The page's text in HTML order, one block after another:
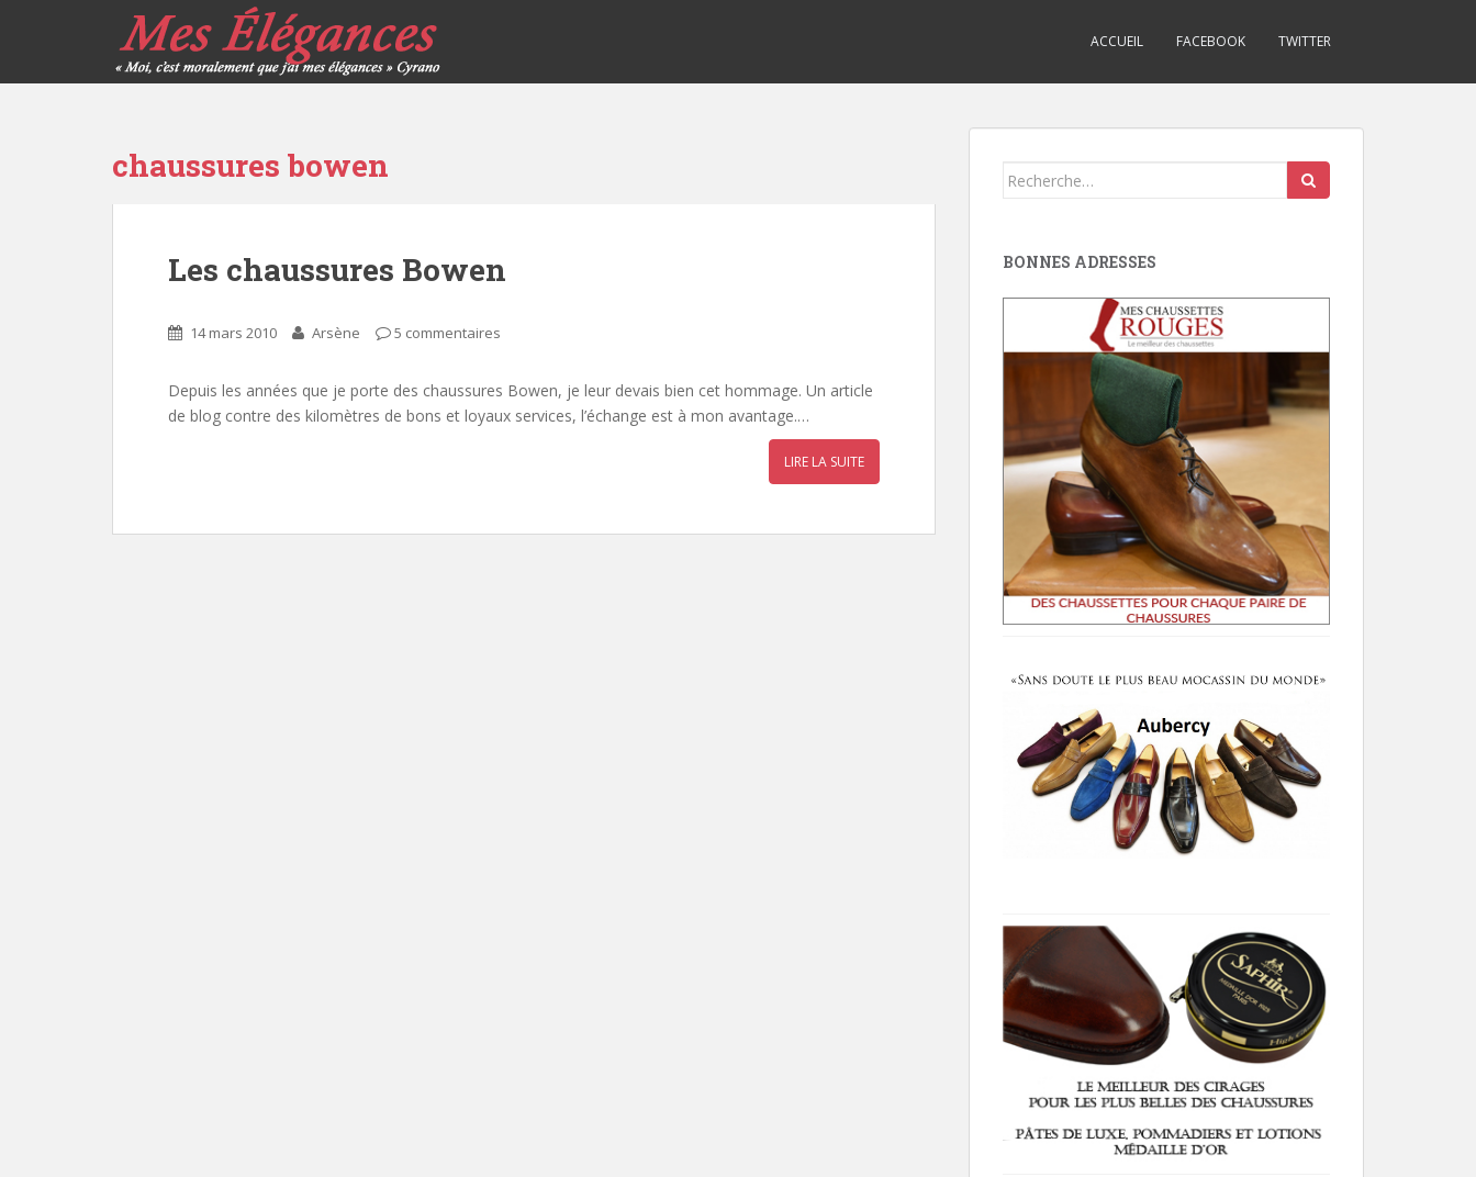
ACCUEIL FACEBOOK TWITTER
chaussures bowen
Les chaussures Bowen
14 mars 2010 Arsène 5 commentaires
Depuis les années que je porte des chaussures Bowen, je leur devais bien cet hommage. Un article
de blog contre des kilomètres de bons et loyaux services, l’échange est à mon avantage.…
LIRE LA SUITE
Search
BONNES ADRESSES